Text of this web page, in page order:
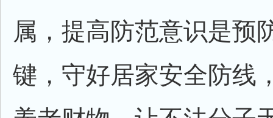
属，提高防范意识是预
键，守好居家安全防线